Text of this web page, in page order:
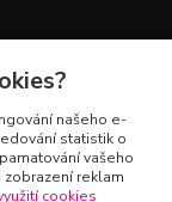
našeho e-
statistik o
vašeho
reklam
cookies